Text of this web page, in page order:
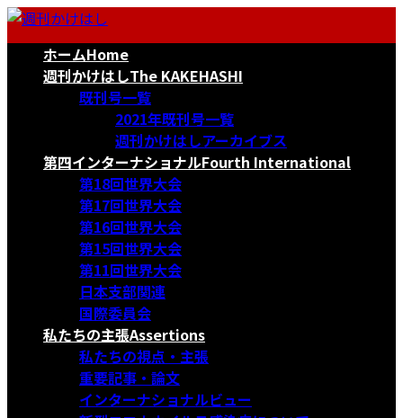
コ
ナ
ホームHome
週刊かけはしThe KAKEHASHI
既刊号一覧
2021年既刊号一覧
週刊かけはしアーカイブス
第四インターナショナルFourth International
第18回世界大会
第17回世界大会
第16回世界大会
第15回世界大会
第11回世界大会
日本支部関連
国際委員会
私たちの主張Assertions
私たちの視点・主張
重要記事・論文
インターナショナルビュー